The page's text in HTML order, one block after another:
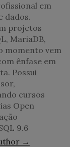
em
dados.
projetos
MariaDB,
momento vem
ênfase em
Possui
cursos
Open
9.6
→